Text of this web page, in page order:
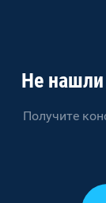
Не
Получите